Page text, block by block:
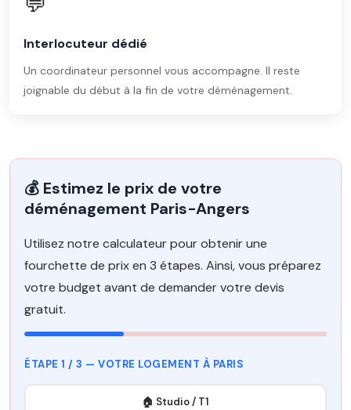
Interlocuteur dédié
Un coordinateur personnel vous accompagne. Il reste
joignable du début à la fin de votre déménagement.
💰 Estimez le prix de votre
déménagement Paris-Angers
Utilisez notre calculateur pour obtenir une
fourchette de prix en 3 étapes. Ainsi, vous préparez
votre budget avant de demander votre devis
gratuit.
ÉTAPE 1 / 3 — VOTRE LOGEMENT À PARIS
🏠 Studio / T1